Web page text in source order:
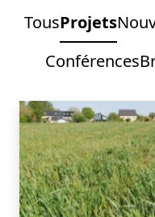
TousProjets
Conférences